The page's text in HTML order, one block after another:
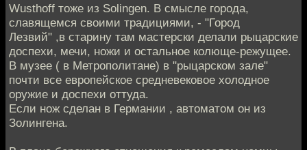
Wusthoff тоже из Solingen. В смысле города,
славящемся своими традициями, - "Город
Лезвий" ,в старину там мастерски делали рыцарские
доспехи, мечи, ножи и остальное колюще-режущее.
В музее ( в Метрополитане) в "рыцарском зале"
почти все европейское средневековое холодное
оружие и доспехи оттуда.
Если нож сделан в Германии , автоматом он из
Золингена.